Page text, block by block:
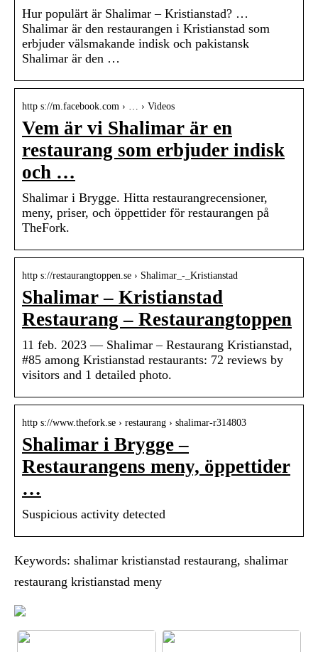
Hur populärt är Shalimar – Kristianstad? …
Shalimar är den restaurangen i Kristianstad som
erbjuder välsmakande indisk och pakistansk
Shalimar är den …
http s://m.facebook.com › … › Videos
Vem är vi Shalimar är en
restaurang som erbjuder indisk
och …
Shalimar i Brygge. Hitta restaurangrecensioner,
meny, priser, och öppettider för restaurangen på
TheFork.
http s://restaurangtoppen.se › Shalimar_-_Kristianstad
Shalimar – Kristianstad
Restaurang – Restaurangtoppen
11 feb. 2023 — Shalimar – Restaurang Kristianstad,
#85 among Kristianstad restaurants: 72 reviews by
visitors and 1 detailed photo.
http s://www.thefork.se › restaurang › shalimar-r314803
Shalimar i Brygge –
Restaurangens meny, öppettider
…
Suspicious activity detected
Keywords: shalimar kristianstad restaurang, shalimar
restaurang kristianstad meny